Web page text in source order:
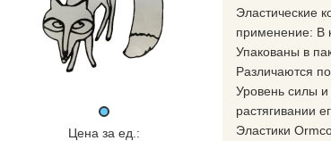
Резиновая тяга ʺПопугайʺ 5/16, 2oz (слабая)
Резиновая тяга ʺСоваʺ 1/4, 2oz (слабая)
Резиновая
Резиновая тяга ʺТюленьʺ 1/4, 3oz (средняя)
Цена за ед.:
Эластические
применение: В
Упакованы в
Различаются
Уровень силы и
растягивании
Эластики